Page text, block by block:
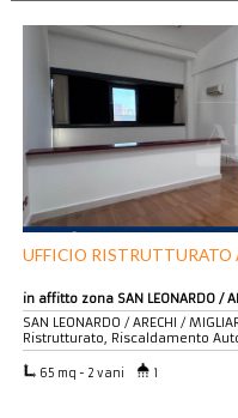
UFFICIO RISTRUTTURATO
in affitto zona SAN LEONARDO /
SAN LEONARDO / ARECHI /
Ristrutturato, Riscaldamento
65 mq - 2 vani 1